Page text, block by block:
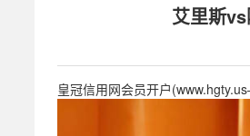
艾里斯
皇冠信用网会员开户